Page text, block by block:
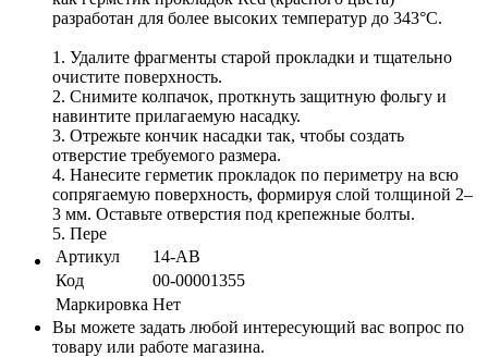
разработан для более высоких температур до 343°С.
1. Удалите фрагменты старой прокладки и тщательно
очистите поверхность.
2. Снимите колпачок, проткнуть защитную фольгу и
навинтите прилагаемую насадку.
3. Отрежьте кончик насадки так, чтобы создать
отверстие требуемого размера.
4. Нанесите герметик прокладок по периметру на всю
сопрягаемую поверхность, формируя слой толщиной 2–
3 мм. Оставьте отверстия под крепежные болты.
5. Пере
Артикул
14-AB
Код
00-00001355
Маркировка Нет
Вы можете задать любой интересующий вас вопрос по
товару или работе магазина.